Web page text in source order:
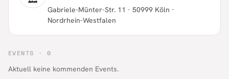
Gabriele-Münter-Str. 11 · 50999 Köln ·
Nordrhein-Westfalen
EVENTS · 0
Aktuell keine kommenden Events.